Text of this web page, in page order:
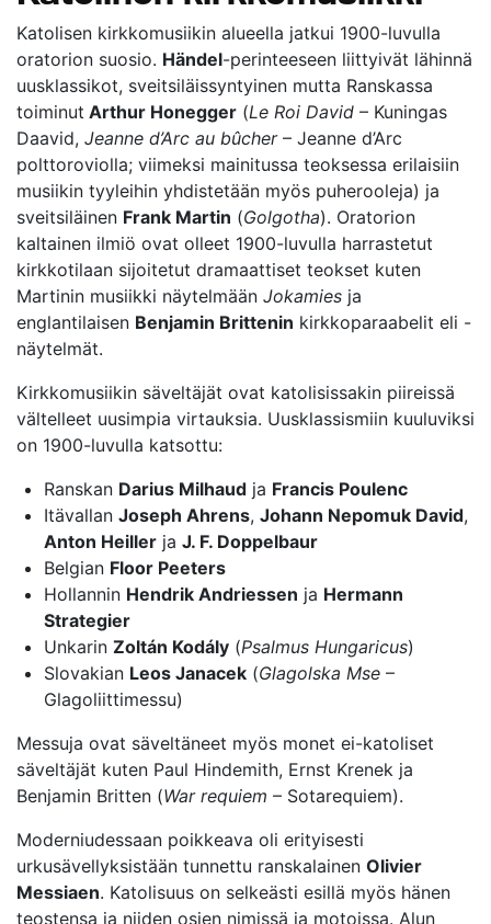
Katolisen kirkkomusiikin alueella jatkui 1900-luvulla
oratorion suosio. Händel-perinteeseen liittyivät lähinnä
uusklassikot, sveitsiläissyntyinen mutta Ranskassa
toiminut Arthur Honegger (Le Roi David – Kuningas
Daavid, Jeanne d’Arc au bûcher– Jeanne d’Arc
polttoroviolla; viimeksi mainitussa teoksessa erilaisiin
musiikin tyyleihin yhdistetään myös puherooleja) ja
sveitsiläinen Frank Martin (Golgotha). Oratorion
kaltainen ilmiö ovat olleet 1900-luvulla harrastetut
kirkkotilaan sijoitetut dramaattiset teokset kuten
Martinin musiikki näytelmään Jokamies ja
englantilaisen Benjamin Brittenin kirkkoparaabelit eli -
näytelmät.
Kirkkomusiikin säveltäjät ovat katolisissakin piireissä
vältelleet uusimpia virtauksia. Uusklassismiin kuuluviksi
on 1900-luvulla katsottu:
Ranskan Darius Milhaud ja Francis Poulenc
Itävallan Joseph Ahrens, Johann Nepomuk David,
Anton Heiller ja J. F. Doppelbaur
Belgian Floor Peeters
Hollannin Hendrik Andriessen ja Hermann
Strategier
Unkarin Zoltán Kodály (Psalmus Hungaricus)
Slovakian Leos Janacek (Glagolska Mse –
Glagoliittimessu)
Messuja ovat säveltäneet myös monet ei-katoliset
säveltäjät kuten Paul Hindemith, Ernst Krenek ja
Benjamin Britten (War requiem – Sotarequiem).
Moderniudessaan poikkeava oli erityisesti
urkusävellyksistään tunnettu ranskalainen Olivier
Messiaen. Katolisuus on selkeästi esillä myös hänen
teostensa ja niiden osien nimissä ja motoissa. Alun